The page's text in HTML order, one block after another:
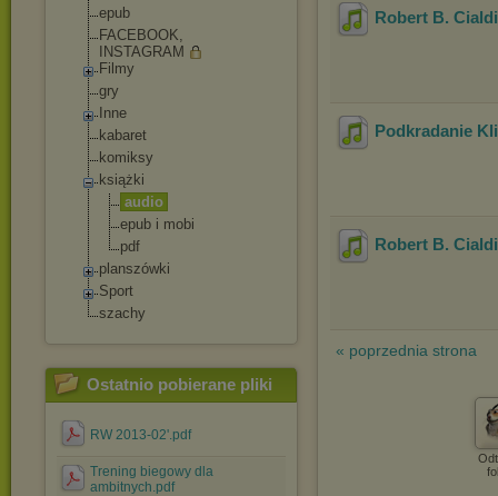
epub
FACEBOOK,
INSTAGRAM
Filmy
gry
Inne
kabaret
komiksy
książki
audio
epub i mobi
pdf
planszówki
Sport
szachy
Ostatnio pobierane pliki
RW 2013-02'.pdf
Trening biegowy dla
ambitnych.pdf
Robert B.
Podkradanie
Robert B.
« poprzednia strona